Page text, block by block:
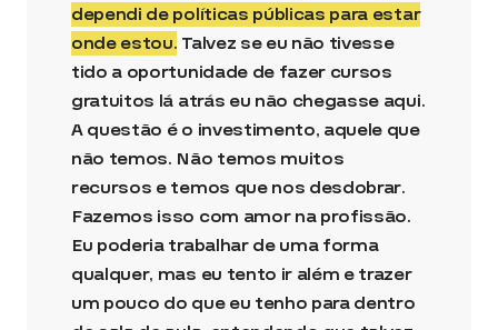
dependi de políticas públicas para estar
onde estou. Talvez se eu não tivesse
tido a oportunidade de fazer cursos
gratuitos lá atrás eu não chegasse aqui.
A questão é o investimento, aquele que
não temos. Não temos muitos
recursos e temos que nos desdobrar.
Fazemos isso com amor na profissão.
Eu poderia trabalhar de uma forma
qualquer, mas eu tento ir além e trazer
um pouco do que eu tenho para dentro